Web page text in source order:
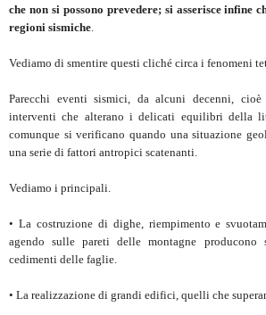
che non si possono prevedere; si asserisce infine
regioni sismiche.
Vediamo di smentire questi cliché circa i fenomeni
Parecchi eventi sismici, da alcuni decenni,
interventi che alterano i delicati equilibri della
comunque si verificano quando una situazione
una serie di fattori antropici scatenanti.
Vediamo i principali.
• La costruzione di dighe, riempimento e
agendo sulle pareti delle montagne producono
cedimenti delle faglie.
• La realizzazione di grandi edifici, quelli che